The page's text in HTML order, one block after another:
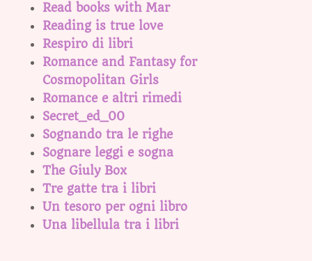
Read books with Mar
Reading is true love
Respiro di libri
Romance and Fantasy for
Cosmopolitan Girls
Romance e altri rimedi
Secret_ed_00
Sognando tra le righe
Sognare leggi e sogna
The Giuly Box
Tre gatte tra i libri
Un tesoro per ogni libro
Una libellula tra i libri